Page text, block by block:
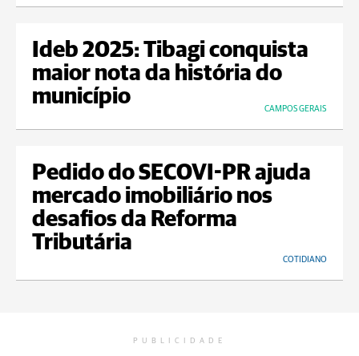
Ideb 2025: Tibagi conquista
maior nota da história do
município
CAMPOS GERAIS
Pedido do SECOVI-PR ajuda
mercado imobiliário nos
desafios da Reforma
Tributária
COTIDIANO
PUBLICIDADE